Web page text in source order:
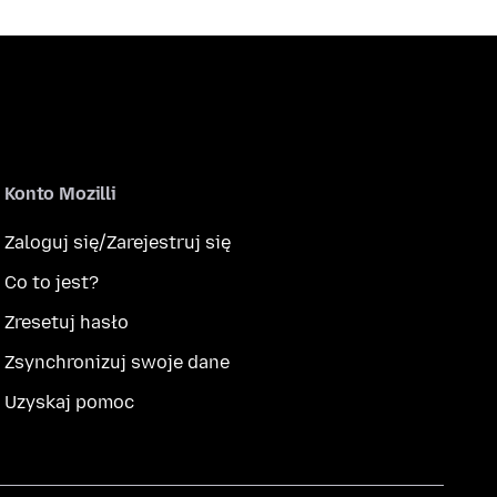
Konto Mozilli
Zaloguj się/Zarejestruj się
Co to jest?
Zresetuj hasło
Zsynchronizuj swoje dane
Uzyskaj pomoc